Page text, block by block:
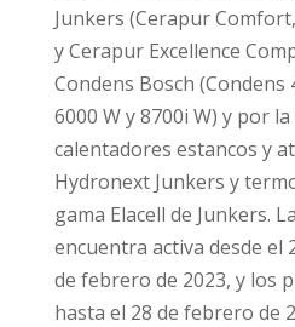
Junkers (Cerapur
y Cerapur Excellence
Condens Bosch (Condens
6000 W y 8700i W) y por
calentadores estancos y
Hydronext Junkers y
gama Elacell de Junkers.
encuentra activa desde el
de febrero de 2023, y los
hasta el 28 de febrero de